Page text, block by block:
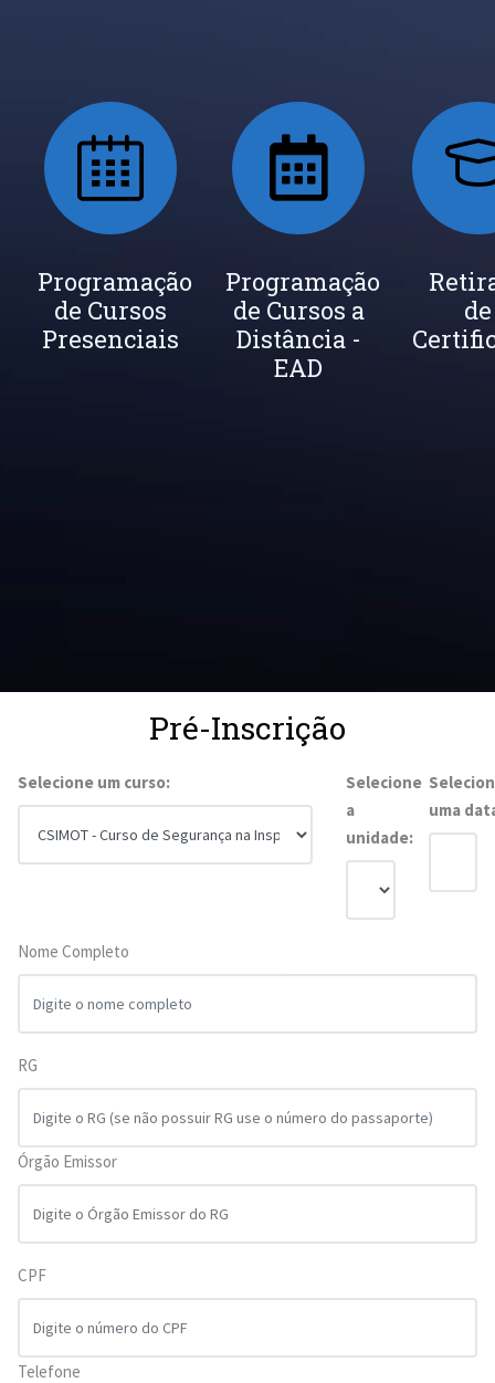
Seja um
Instrutor
Inscrição
Newsletter
Programação
de Cursos
Presenciais
Programação
de Cursos a
Distância -
EAD
de
Pré-Inscrição
Selecione um curso:
Selecione
a
unidade:
uma
Nome Completo
RG
Órgão Emissor
CPF
Telefone